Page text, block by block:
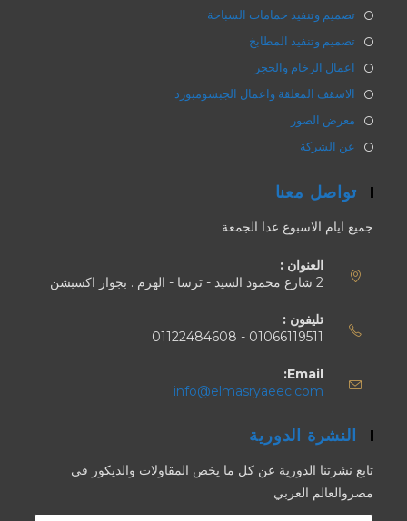
تصميم وتنفيد حمامات السباحة
تصميم وتنفيذ المطابخ
اعمال الرخام والحجر
الاسقف المعلقة واعمال الجبسومبورد
معرض الصور
عن الشركة
تواصل معنا
جميع ايام الاسبوع عدا الجمعة
العنوان :
2 شارع محمود السيد - ترسا - الهرم . بجوار اكسبشن
تليفون :
01066119511 - 01122484608
Email:
info@elmasryaeec.com
النشرة الدورية
تابع نشرتنا الدورية عن كل ما يخص المقاولات والديكور في
مصروالعالم العربي